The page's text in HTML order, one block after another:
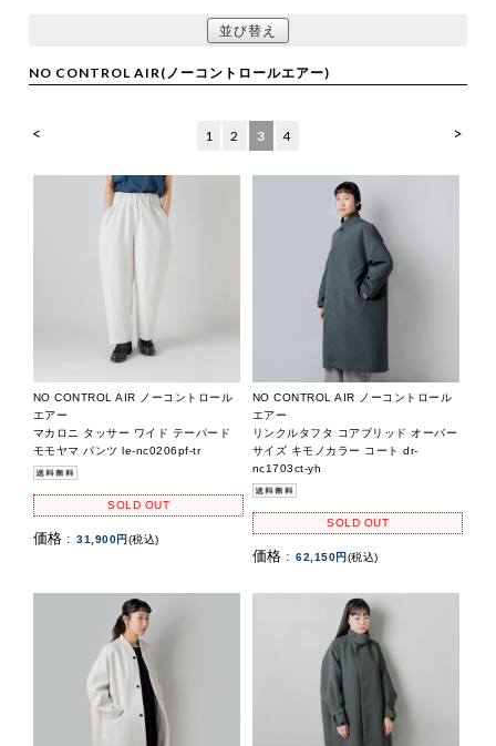
並び替え
NO CONTROL AIR(ノーコントロールエアー)
< >
1 2 3 4
NO CONTROL AIR ノーコントロール
エアー
マカロニ タッサー ワイド テーパード
モモヤマ パンツ le-nc0206pf-tr
SOLD OUT
価格 : 31,900円(税込)
NO CONTROL AIR ノーコントロール
エアー
リンクルタフタ コアブリッド オーバー
サイズ キモノカラー コート dr-
nc1703ct-yh
SOLD OUT
価格 : 62,150円(税込)